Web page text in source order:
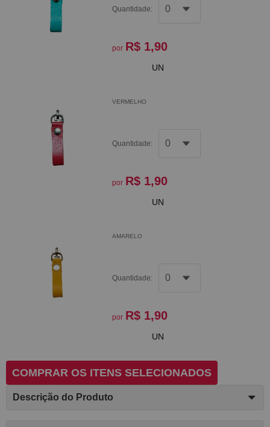
Quantidade:
por R$ 1,90
UN
VERMELHO
Quantidade:
por R$ 1,90
UN
AMARELO
Quantidade:
por R$ 1,90
UN
COMPRAR OS ITENS SELECIONADOS
Descrição do Produto